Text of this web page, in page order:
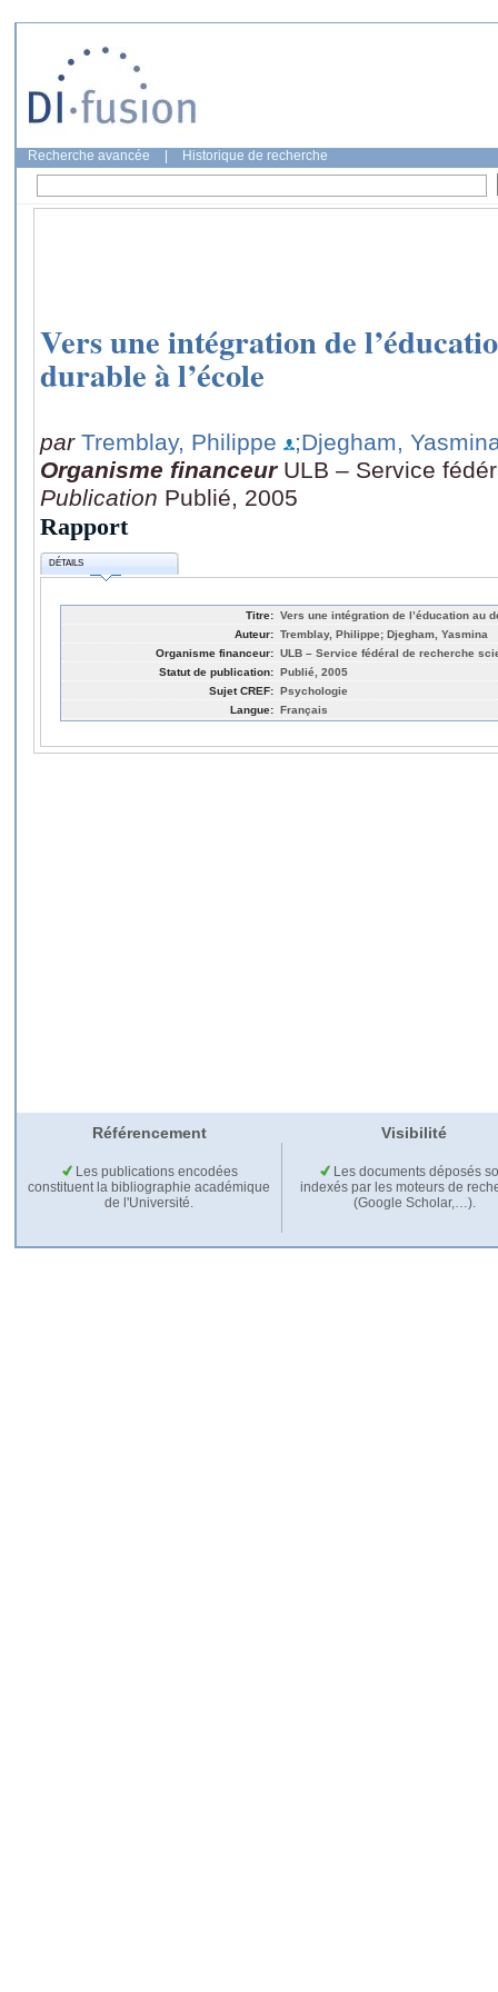
Recherche avancée Historique de recherche
Vers une intégration de
durable à l’école
par Tremblay, Philippe
;Djegham,
Organisme financeur ULB – Service
Publication Publié, 2005
Rapport
DÉTAILS
Titre: Vers une intégration de l’éducation au
Auteur: Tremblay, Philippe; Djegham, Yasmina
Organisme financeur: ULB – Service fédéral de recherche
Statut de publication: Publié, 2005
Sujet CREF: Psychologie
Langue: Français
Référencement Visibilité
Les publications encodées
constituent la bibliographie académique
de l'Université.
Les documents déposés
indexés par les moteurs de
(Google Scholar,…).